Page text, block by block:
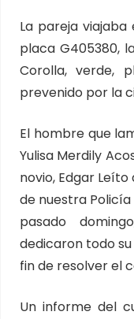
La pareja viajaba
placa G405380,
Corolla, verde,
prevenido por la
El hombre que
Yulisa Merdily
novio, Edgar
de nuestra
pasado
dedicaron todo
fin de resolver el
Un informe del